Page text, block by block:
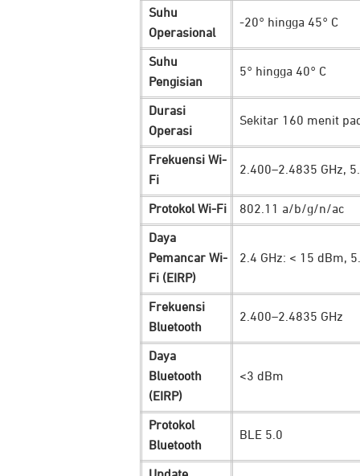
Pasang sesuka hati sesuai
beragam mode:
Magnetic Quick-Release:
posisi dengan cepat.
Suhu
Operasional
-20° hingga 45° C
Suhu
Pengisian
5° hingga 40° C
Durasi
Operasi
Sekitar 160 menit
Frekuensi Wi-
Fi
2.400–2.4835 GHz,
Protokol Wi-Fi 802.11 a/b/g/n/ac
Daya
Pemancar Wi-
Fi (EIRP)
2.4 GHz: < 15 dBm,
Frekuensi
Bluetooth
2.400–2.4835 GHz
Daya
Bluetooth
(EIRP)
<3 dBm
Protokol
Bluetooth
BLE 5.0